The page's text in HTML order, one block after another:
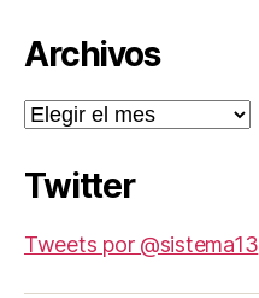
Archivos
Archivos
Twitter
Tweets por @sistema13